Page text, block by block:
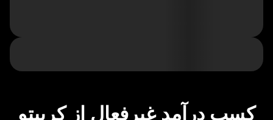
کسب درآمد غیرفعال از کریپتو